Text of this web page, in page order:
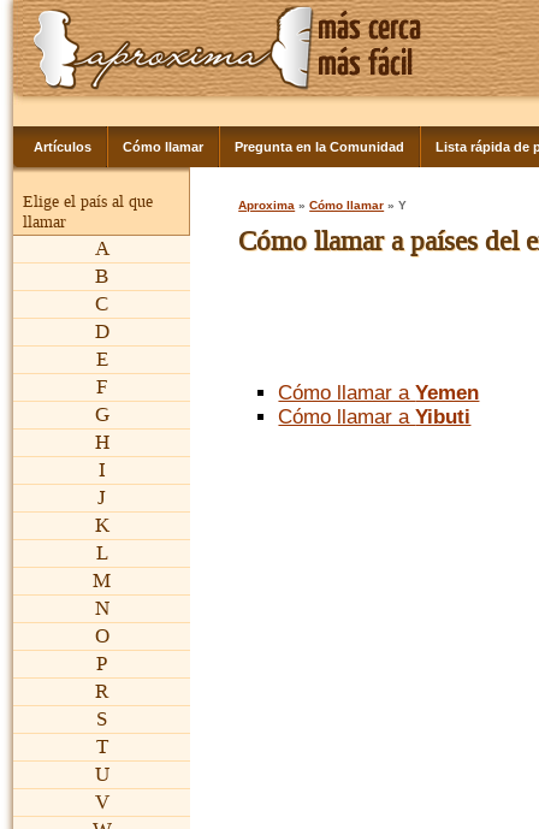
Artículos Cómo llamar Pregunta en la Comunidad Lista rápida de
Elige el país al que
llamar
A
B
C
D
E
F
G
H
I
J
K
L
M
N
O
P
R
S
T
U
V
Aproxima »Cómo llamar » Y
Cómo llamar a países del
Cómo llamar aYemen
Cómo llamar aYibuti